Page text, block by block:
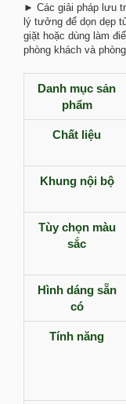
► Các giải pháp lưu
lý tưởng để dọn dẹp
giặt hoặc dùng làm
phòng khách và
Danh mục sản
phẩm
Chất liệu
Khung nội bộ
Tùy chọn màu
sắc
Hình dáng sẵn
có
Tính năng